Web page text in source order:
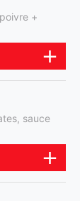
+
sauce